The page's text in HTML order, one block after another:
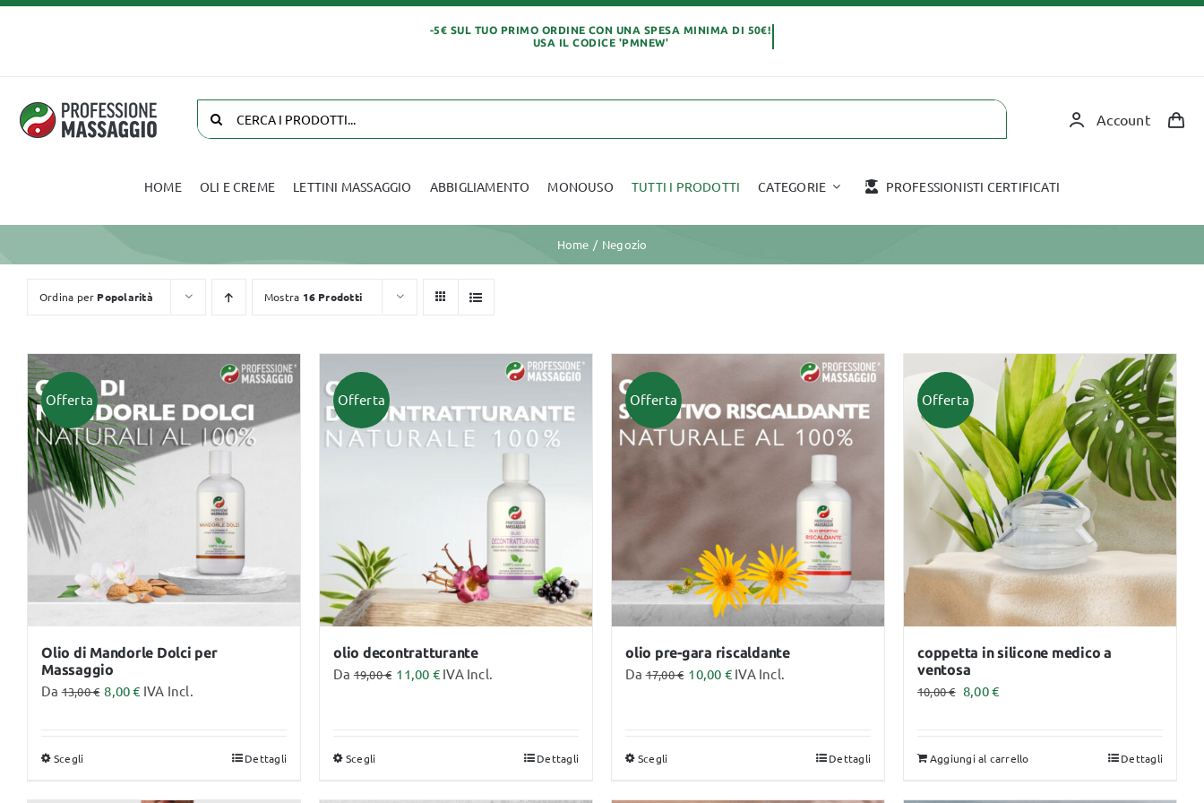
Salta
Cerca
per:
Account
HOME OLI E CREME LETTINI MASSAGGIO ABBIGLIAMENTO MONOUSO TUTTI I PRODOTTI CATEGORIE
Monouso Dpi
TAPING
MASSAGGIO CON
GHIACCIO
MADERO TERAPIA
Servizi
ASSICURAZIONE
PROFESSIONALE
MASSAGGIATORE
CERTIFICATO
PROFESSIONISTI CERTIFICATI
Home Negozio
Ordina per Popolarità Mostra 16 Prodotti
Offerta
Olio di Mandorle Dolci per
Massaggio
Da13,00€ 8,00€ IVA Incl.
Scegli Dettagli
Offerta
olio decontratturante
Da19,00€ 11,00 €IVA Incl.
Scegli Dettagli
Offerta
olio pre-gara riscaldante
Da17,00€ 10,00 €IVA Incl.
Scegli Dettagli
Offerta
coppetta in silicone medico a
ventosa
10,00€ Il
era:
8,00€Il
è:
Aggiungi al carrello Dettagli